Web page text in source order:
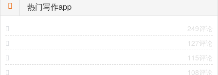
热门写作app
249评论
127评论
115评论
108评论